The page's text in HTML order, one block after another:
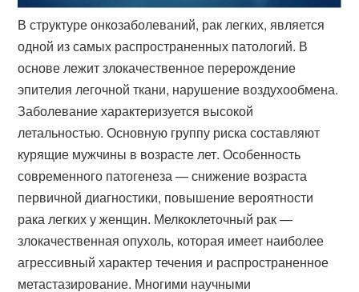
В структуре онкозаболеваний, рак легких, является
одной из самых распространенных патологий. В
основе лежит злокачественное перерождение
эпителия легочной ткани, нарушение воздухообмена.
Заболевание характеризуется высокой
летальностью. Основную группу риска составляют
курящие мужчины в возрасте лет. Особенность
современного патогенеза — снижение возраста
первичной диагностики, повышение вероятности
рака легких у женщин. Мелкоклеточный рак —
злокачественная опухоль, которая имеет наиболее
агрессивный характер течения и распространенное
метастазирование. Многими научными